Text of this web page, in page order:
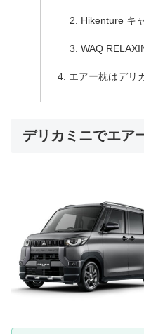
Hikenture キ
WAQ
エアー枕はデリ
デリカミニでエア